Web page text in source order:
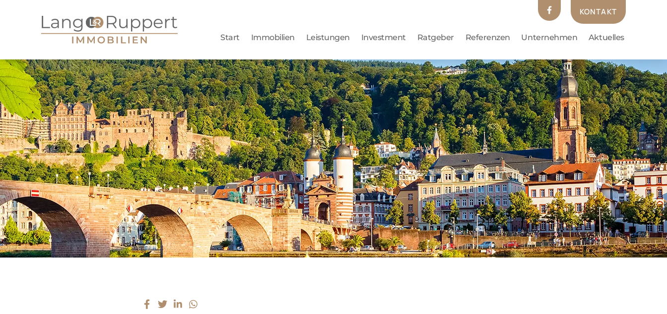
KONTAKT
Start Immobilien Leistungen Investment Ratgeber Referenzen Unternehmen Aktuelles